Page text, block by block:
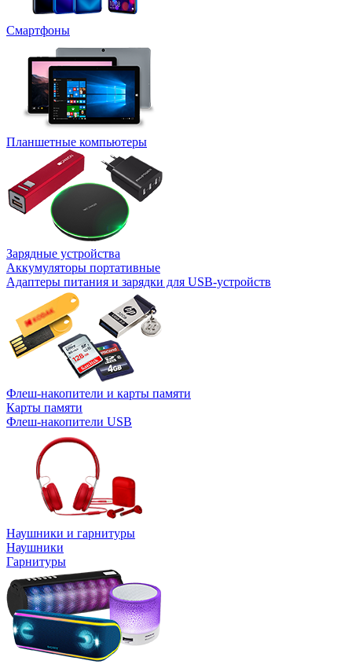
Смартфоны
Планшетные компьютеры
Зарядные устройства
Аккумуляторы портативные
Адаптеры питания и зарядки для USB-устройств
Флеш-накопители и карты памяти
Карты памяти
Флеш-накопители USB
Наушники и гарнитуры
Наушники
Гарнитуры